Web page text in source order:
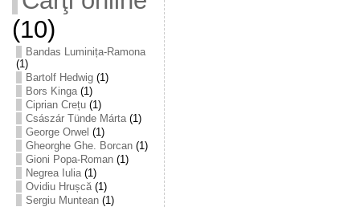
(10)
Bandas Luminița-Ramona
(1)
Bartolf Hedwig(1)
Bors Kinga(1)
Ciprian Crețu(1)
Császár Tünde Márta(1)
George Orwel (1)
Gheorghe Ghe. Borcan(1)
Gioni Popa-Roman(1)
Negrea Iulia(1)
Ovidiu Hrușcă(1)
Sergiu Muntean(1)